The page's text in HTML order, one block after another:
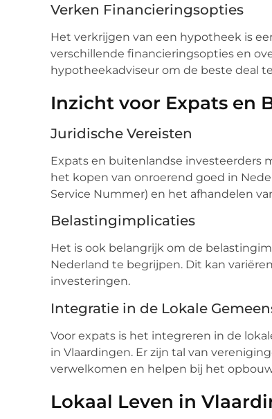
Verken Financieringsopties
Het verkrijgen van een hypotheek is
verschillende financieringsopties en
hypotheekadviseur om de beste deal
Inzicht voor Expats en
Juridische Vereisten
Expats en buitenlandse investeerders
het kopen van onroerend goed in
Service Nummer) en het afhandelen
Belastingimplicaties
Het is ook belangrijk om de
Nederland te begrijpen. Dit kan
investeringen.
Integratie in de Lokale
Voor expats is het integreren in de
in Vlaardingen. Er zijn tal van
verwelkomen en helpen bij het
Lokaal Leven in